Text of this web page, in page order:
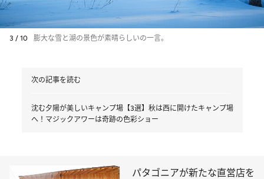
3 / 10 膨大な雪と湖の景色が素晴らしいの一言。
次の記事を読む
沈む夕陽が美しいキャンプ場【3選】秋は西に開けたキャンプ場
へ！マジックアワーは奇跡の色彩ショー
パタゴニアが新たな直営店を